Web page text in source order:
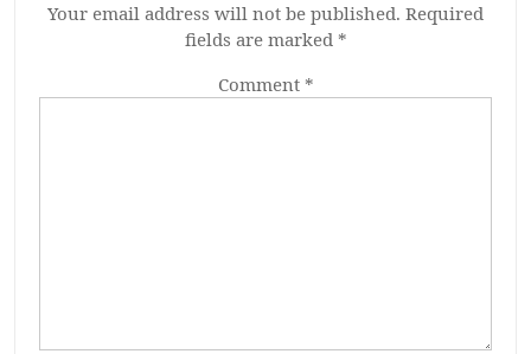
Your email address will not be published. Required
fields are marked *
Comment *